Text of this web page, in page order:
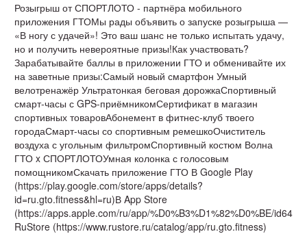
Розыгрыш от СПОРТЛОТО - партнёра мобильного
приложения ГТОМы рады объявить о запуске розыгрыша —
«В ногу с удачей»! Это ваш шанс не только испытать удачу,
но и получить невероятные призы!Как участвовать?
Зарабатывайте баллы в приложении ГТО и обменивайте их
на заветные призы:Самый новый смартфон Умный
велотренажёр Ультратонкая беговая дорожкаСпортивный
смарт-часы с GPS-приёмникомСертификат в магазин
спортивных товаровАбонемент в фитнес-клуб твоего
городаСмарт-часы со спортивным ремешкоОчиститель
воздуха с угольным фильтромСпортивный костюм Волна
ГТО x СПОРТЛОТОУмная колонка с голосовым
помощникомСкачать приложение ГТО В Google Play
(https://play.google.com/store/apps/details?
id=ru.gto.fitness&hl=ru)В App Store
(https://apps.apple.com/ru/app/%D0%B3%D1%82%D0%BE/
RuStore (https://www.rustore.ru/catalog/app/ru.gto.fitness)